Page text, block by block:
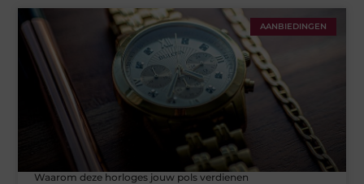
AANBIEDINGEN
Waarom deze horloges jouw pols verdienen